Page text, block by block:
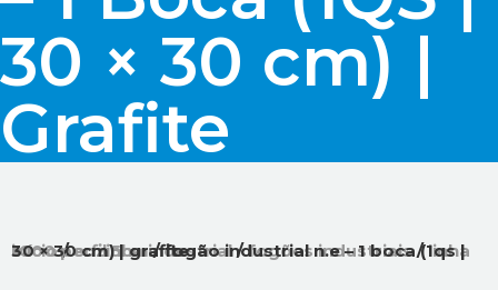
30 × 30 cm) |
Grafite
início/cozinha industrial/fogões industriais/
linha 1000 perfil 5cm
/ fogão industrial n.e – 1 boca (1qs | 30 × 30 cm) | grafite